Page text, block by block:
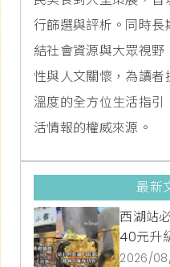
行篩選與評析。同時
結社會資源與大眾視
性與人文關懷，為讀者
溫度的全方位生活指
活情報的權威來源。
最新
西湖站
40元升
隱藏版
2026/